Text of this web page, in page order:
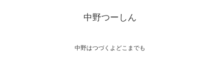
中野つーしん
中野はつづくよどこまでも